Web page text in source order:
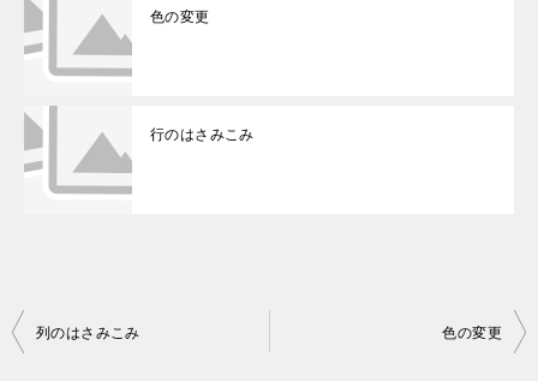
色の変更
行のはさみこみ
投
列のはさみこみ 色の変更